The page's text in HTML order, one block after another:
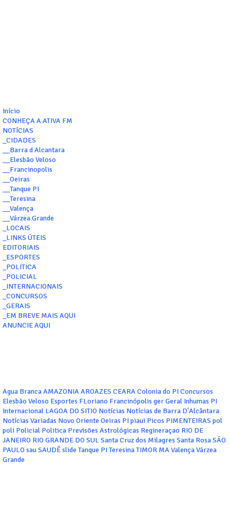
Início
CONHEÇA A ATIVA FM
NOTÍCIAS
_CIDADES
__Barra d Alcantara
__Elesbão Veloso
__Francinopolis
__Oeiras
__Tanque PI
__Teresina
__Valença
__Várzea Grande
_LOCAIS
_LINKS ÚTEIS
EDITORIAIS
_ESPORTES
_POLITICA
_POLICIAL
_INTERNACIONAIS
_CONCURSOS
_GERAIS
_EM BREVE MAIS AQUI
ANUNCIE AQUI
Agua BrancaAMAZONIAAROAZES CEARAColonia do PIConcursos
Elesbão Veloso Esportes FLoriano Francinópolis gerGeral Inhumas PI
Internacional LAGOA DO SITIO Notícias Notícias de Barra D'Alcântara
Notícias Variadas Novo Oriente Oeiras PIpiaui Picos PIMENTEIRAS pol
poli Policial Politica Previsões Astrológicas Regineraçao RIO DE
JANEIRO RIO GRANDE DO SUL Santa Cruz dos Milagres Santa RosaSÃO
PAULOsauSAUDÊslide Tanque PITeresinaTIMOR MAValençaVárzea
Grande